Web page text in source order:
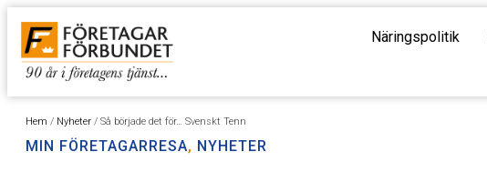
Näringspolitik
Hem / Nyheter / Så började det för… Svenskt Tenn
MIN FÖRETAGARRESA, NYHETER